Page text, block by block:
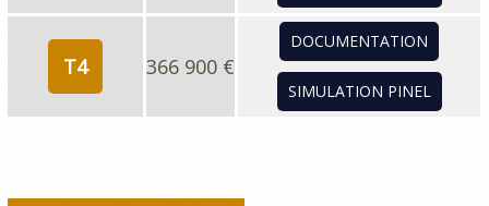
T4 366 900 €
DOCUMENTATION
SIMULATION PINEL